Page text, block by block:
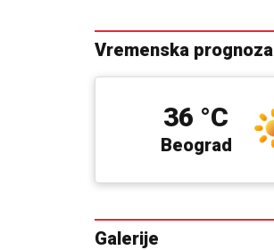
Vremenska prognoza
Beograd
36 °C
Galerije